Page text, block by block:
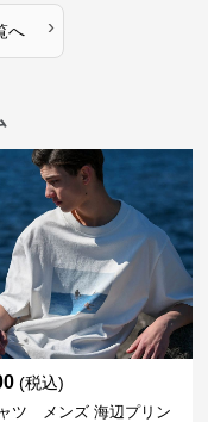
へ ›
(税込)
ツ メンズ 海辺プリン